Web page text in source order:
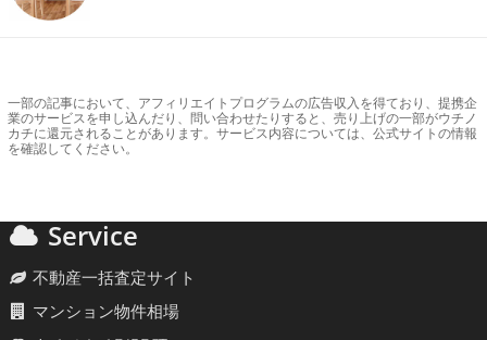
一部の記事において、アフィリエイトプログラムの広告収入を得ており、提携企
業のサービスを申し込んだり、問い合わせたりすると、売り上げの一部がウチノ
カチに還元されることがあります。サービス内容については、公式サイトの情報
を確認してください。
Service
不動産一括査定サイト
マンション物件相場